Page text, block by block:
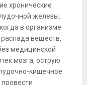
хронические
железы.
в организме
веществ,
медицинской
мозга, острую
кишечное